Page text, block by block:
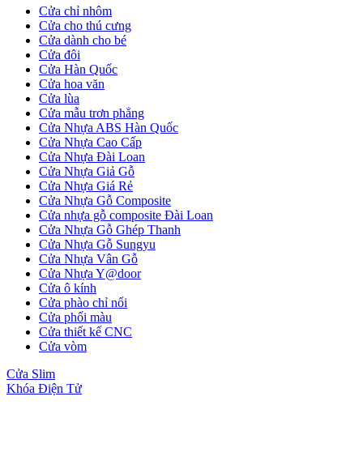
Cửa gỗ An Cường
Cửa chỉ nhôm
Cửa cho thú cưng
Cửa dành cho bé
Cửa đôi
Cửa Hàn Quốc
Cửa hoa văn
Cửa lùa
Cửa mẫu trơn phẳng
Cửa Nhựa ABS Hàn Quốc
Cửa Nhựa Cao Cấp
Cửa Nhựa Đài Loan
Cửa Nhựa Giả Gỗ
Cửa Nhựa Giá Rẻ
Cửa Nhựa Gỗ Composite
Cửa nhựa gỗ composite Đài Loan
Cửa Nhựa Gỗ Ghép Thanh
Cửa Nhựa Gỗ Sungyu
Cửa Nhựa Vân Gỗ
Cửa Nhựa Y@door
Cửa ô kính
Cửa phào chỉ nổi
Cửa phối màu
Cửa thiết kế CNC
Cửa vòm
Cửa Slim
Khóa Điện Tử